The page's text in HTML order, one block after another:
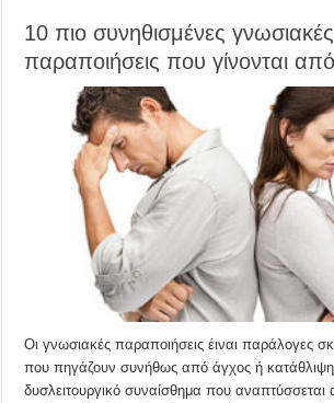
10 πιο συνηθισμένες γνωσιακές
παραποιήσεις που γίνονται
Οι γνωσιακές παραποιήσεις έιναι παράλoγες
που πηγάζουν συνήθως από άγχος ή
δυσλειτουργικό συναίσθημα που αναπτύσσεται